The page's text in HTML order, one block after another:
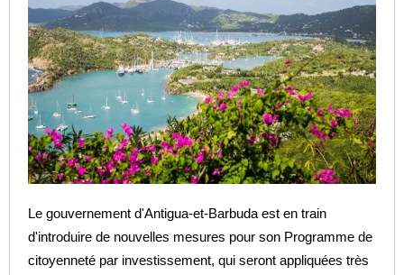
Le gouvernement d'Antigua-et-Barbuda est en train
d'introduire de nouvelles mesures pour son Programme de
citoyenneté par investissement, qui seront appliquées très